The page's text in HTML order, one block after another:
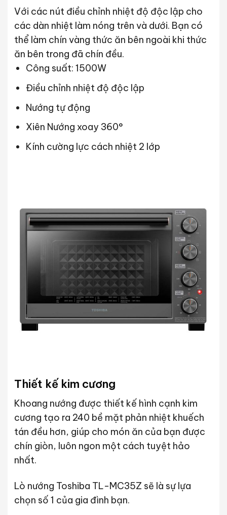
Với các nút điều chỉnh nhiệt độ độc lập cho
các dàn nhiệt làm nóng trên và dưới. Bạn có
thể làm chín vàng thức ăn bên ngoài khi thức
ăn bên trong đã chín đều.
Công suất: 1500W
Điều chỉnh nhiệt độ độc lập
Nướng tự động
Xiên Nướng xoay 360°
Kính cường lực cách nhiệt 2 lớp
Thiết kế kim cương
Khoang nướng được thiết kế hình cạnh kim
cương tạo ra 240 bề mặt phản nhiệt khuếch
tán đều hơn, giúp cho món ăn của bạn được
chín giòn, luôn ngon một cách tuyệt hảo
nhất.
Lò nướng Toshiba TL-MC35Z sẽ là sự lựa
chọn số 1 của gia đình bạn.